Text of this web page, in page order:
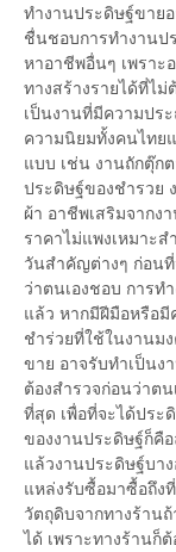
ทำงานประดิษฐ์ขาย
ชื่นชอบการทำงานป
หาอาชีพอื่นๆ เพราะ
ทางสร้างรายได้ที่ไ
เป็นงานที่มีความปร
ความนิยมทั้งคนไทย
แบบ เช่น งานถักตุ๊ก
ประดิษฐ์ของชำรวย
ผ้า อาชีพเสริมจากง
ราคาไม่แพงเหมาะ
วันสำคัญต่างๆ ก่อน
ว่าตนเองชอบ การท
แล้ว หากมีฝีมือหรือมี
ชำร่วยที่ใช้ในงานม
ขาย อาจรับทำเป็นง
ต้องสำรวจก่อนว่าต
ที่สุด เพื่อที่จะได้ปร
ของงานประดิษฐ์ก็คื
แล้วงานประดิษฐ์บา
แหล่งรับซื้อมาซื้อถึง
วัตถุดิบจากทางร้าน
ได้ เพราะทางร้านก็